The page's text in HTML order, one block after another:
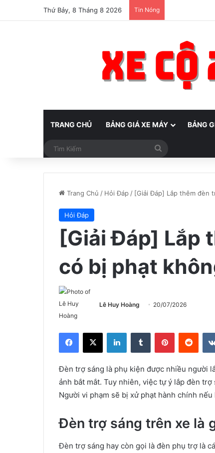
Thứ Bảy, 8 Tháng 8 2026 Tin Nóng
TRANG CHỦ BẢNG GIÁ XE MÁY BẢNG
Trang Chủ / Hỏi Đáp / [Giải Đáp] Lắp thêm đèn
Hỏi Đáp
[Giải Đáp] Lắp
có bị phạt
Lê Huy Hoàng 20/07/2026
Facebook
X LinkedInTumblr Pinterest
Đèn trợ sáng là phụ kiện được nhiều người
ảnh bắt mắt. Tuy nhiên, việc tự ý lắp đèn
Người vi phạm sẽ bị xử phạt hành chính
Đèn trợ sáng trên xe là
Đèn trợ sáng hay còn gọi là đèn phụ trợ là